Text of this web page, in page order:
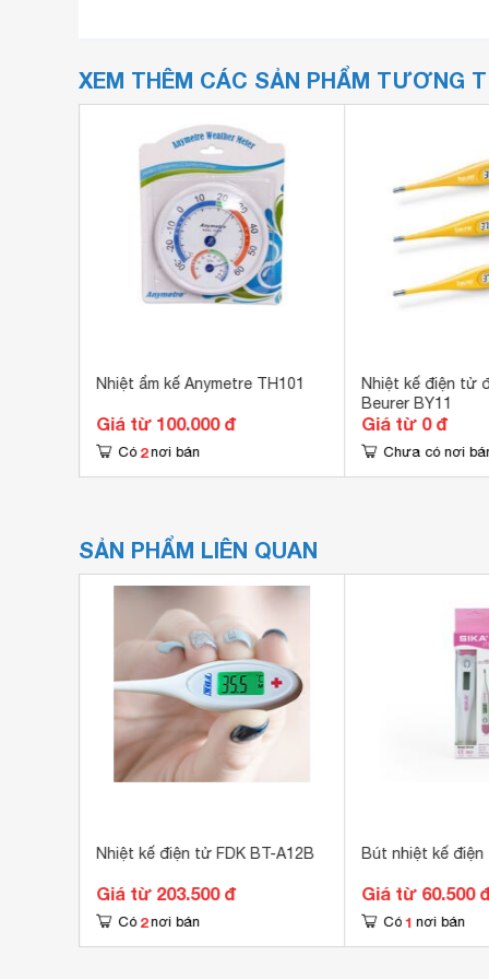
XEM THÊM CÁC SẢN PHẨM TƯƠNG
Nhiệt ẩm kế Anymetre TH101
Giá từ 100.000 đ
Có 2 nơi bán
Nhiệt kế điện tử
Beurer BY11
Giá từ 0 đ
Chưa có nơi
SẢN PHẨM LIÊN QUAN
Nhiệt kế điện tử FDK BT-A12B
Giá từ 203.500 đ
Có 2 nơi bán
Bút nhiệt kế
Giá từ 60.500
Có 1 nơi bán